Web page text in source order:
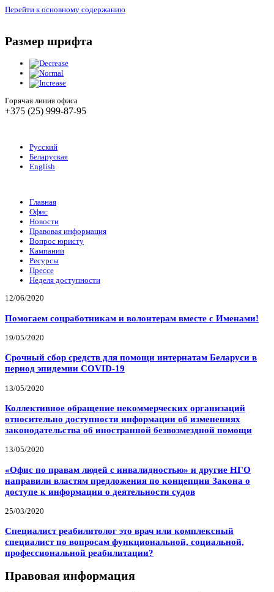
Перейти к основному содержанию
Размер шрифта
Горячая линия офиса
+375 (25) 999-87-95
Русский
Беларуская
English
Главная
Офис
Новости
Правовая информация
Вопрос юристу
Кампании
Ресурсы
Прессе
Неделя доступности
12/06/2020
Помогаем соцработникам и волонтерам вместе с Именами!
19/05/2020
Срочный сбор средств для помощи интернатам Беларуси в
период эпидемии COVID-19
13/05/2020
Коллективное обращение некоммерческих организаций
относительно доступности информации об изменениях
законодательства об иностранной безвозмездной помощи
13/05/2020
«Офис по правам людей с инвалидностью» и другие НГО
направили властям предложения по концепции Закона о
доступе к информации о деятельности судов
25/03/2020
Специалист реабилитолог это врач или комплексный
специалист по вопросам функциональной, социальной,
профессиональной реабилитации?
Правовая информация